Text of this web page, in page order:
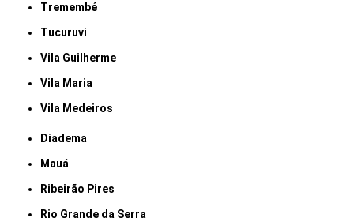
Tremembé
Tucuruvi
Vila Guilherme
Vila Maria
Vila Medeiros
Diadema
Mauá
Ribeirão Pires
Rio Grande da Serra